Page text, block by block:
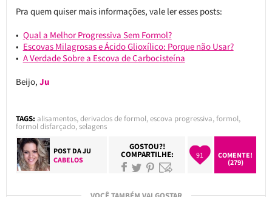
Pra quem quiser mais informações, vale ler esses posts:
Qual a Melhor Progressiva Sem Formol?
Escovas Milagrosas e Ácido Glioxílico: Porque não Usar?
A Verdade Sobre a Escova de Carbocisteína
Beijo, Ju
TAGS: alisamentos,derivados de formol,escova progressiva,formol,
formol disfarçado,selagens
POST DAJU
CABELOS
GOSTOU?!
COMPARTILHE: 91
COMENTE!
(279)